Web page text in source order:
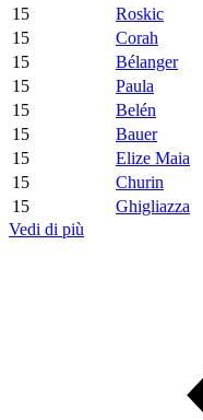
15
Roskic
15
Corah
15
Bélanger
15
Paula
15
Belén
15
Bauer
15
Elize Maia
15
Churin
15
Ghigliazza
Vedi di più